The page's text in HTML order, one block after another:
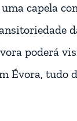
uma capela
poderá
Évora, tudo